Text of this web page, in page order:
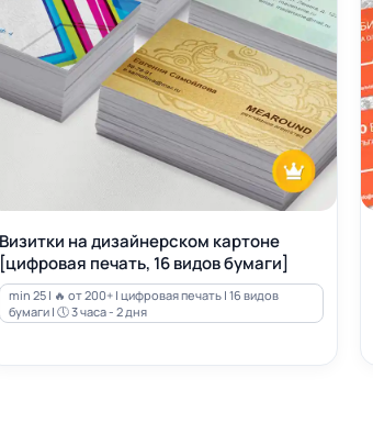
Визитки на дизайнерском картоне
[цифровая печать, 16 видов бумаги]
min 25 | 🔥 от 200+ | цифровая печать | 16 видов
бумаги | 🕔 3 часа - 2 дня